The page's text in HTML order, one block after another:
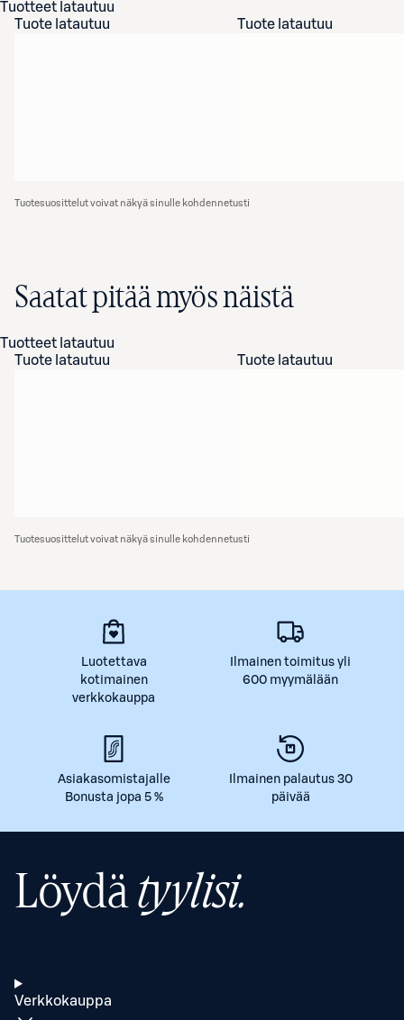
Tuotteet latautuu
Tuote latautuu
Tuote latautuu
Tuotesuosittelut voivat näkyä sinulle kohdennetusti
Saatat pitää myös näistä
Tuotteet latautuu
Tuote latautuu
Tuote latautuu
Tuotesuosittelut voivat näkyä sinulle kohdennetusti
Luotettava
kotimainen
verkkokauppa
Ilmainen toimitus yli
600 myymälään
Asiakasomistajalle
Bonusta jopa 5 %
Ilmainen palautus 30
päivää
Löydätyylisi.
Verkkokauppa